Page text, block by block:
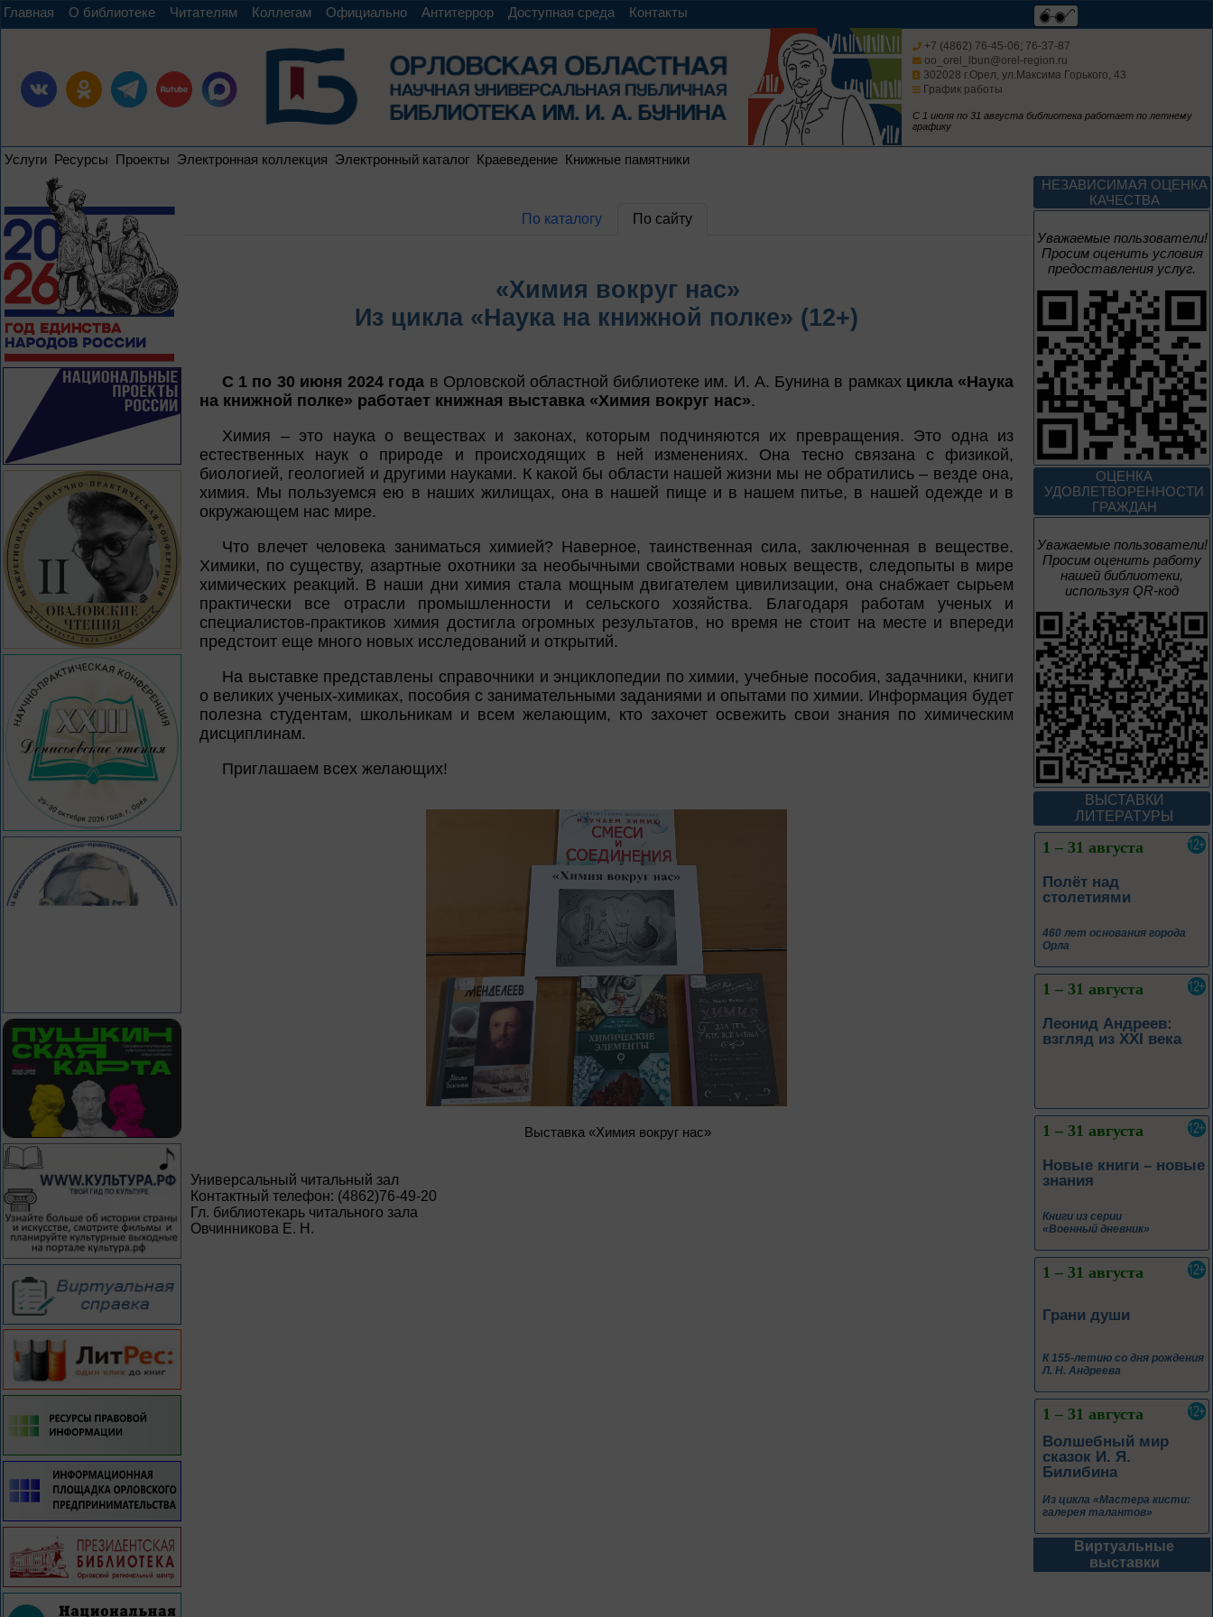
Главная О библиотеке Читателям Коллегам Официально Антитеррор Доступная среда Контакты
+7 (4862) 76-45-06; 76-37-87
oo_orel_lbun@orel-region.ru
302028 г.Орел, ул.Максима Горького, 43
График работы
С 1 июля по 31 августа библиотека работает по летнему
графику
Услуги Ресурсы Проекты Электронная коллекция Электронный каталог Краеведение Книжные памятники
По каталогу По сайту
«Химия вокруг нас»
Из цикла «Наука на книжной полке» (12+)
С 1 по 30 июня 2024 года в Орловской областной библиотеке им. И. А. Бунина в рамках цикла «Наука
на книжной полке» работает книжная выставка «Химия вокруг нас».
Химия – это наука о веществах и законах, которым подчиняются их превращения. Это одна из
естественных наук о природе и происходящих в ней изменениях. Она тесно связана с физикой,
биологией, геологией и другими науками. К какой бы области нашей жизни мы не обратились – везде она,
химия. Мы пользуемся ею в наших жилищах, она в нашей пище и в нашем питье, в нашей одежде и в
окружающем нас мире.
Что влечет человека заниматься химией? Наверное, таинственная сила, заключенная в веществе.
Химики, по существу, азартные охотники за необычными свойствами новых веществ, следопыты в мире
химических реакций. В наши дни химия стала мощным двигателем цивилизации, она снабжает сырьем
практически все отрасли промышленности и сельского хозяйства. Благодаря работам ученых и
специалистов-практиков химия достигла огромных результатов, но время не стоит на месте и впереди
предстоит еще много новых исследований и открытий.
На выставке представлены справочники и энциклопедии по химии, учебные пособия, задачники, книги
о великих ученых-химиках, пособия с занимательными заданиями и опытами по химии. Информация будет
полезна студентам, школьникам и всем желающим, кто захочет освежить свои знания по химическим
дисциплинам.
Приглашаем всех желающих!
Выставка «Химия вокруг нас»
Универсальный читальный зал
Контактный телефон: (4862)76-49-20
Гл. библиотекарь читального зала
Овчинникова Е. Н.
НЕЗАВИСИМАЯ ОЦЕНКА
КАЧЕСТВА
Уважаемые пользователи!
Просим оценить условия
предоставления услуг.
ОЦЕНКА
УДОВЛЕТВОРЕННОСТИ
ГРАЖДАН
Уважаемые пользователи!
Просим оценить работу
нашей библиотеки,
используя QR-код
ВЫСТАВКИ
ЛИТЕРАТУРЫ
Мгновения
95 лет со дня рождения
Sir Walter Scott
Вальтера Скотта
18 – 26 августа
Сын сложного века
К 155 летию со дня рождения
Л. Н. Андреева
1 июня – 30
августа
Культурная суббота.
Краеведение: в
помощь участника
1 июня – 31
августа
Безопасным будет
путь!
1 – 31 августа
Книги юбиляры 2026
Метаморфозы
Пиноккио
К 145-летию выхода книги
Карло Коллоди «Приключения
Пиноккио»
1 – 31 августа
Полёт над
столетиями
460 лет основания города
Орла
1 – 31 августа
Леонид Андреев:
взгляд из XXI века
1 – 31 августа
Новые книги – новые
знания
Книги из серии
«Военный дневник»
1 – 31 августа
Грани души
К 155-летию со дня рождения
Л. Н. Андреева
1 – 31 августа
Волшебный мир
сказок И. Я.
Билибина
Из цикла «Мастера кисти:
галерея талантов»
1 – 31 августа
Виртуальные
выставки